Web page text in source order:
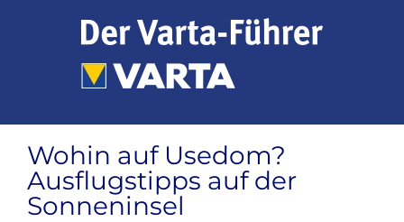
Wohin auf Usedom?
Ausflugstipps auf der
Sonneninsel